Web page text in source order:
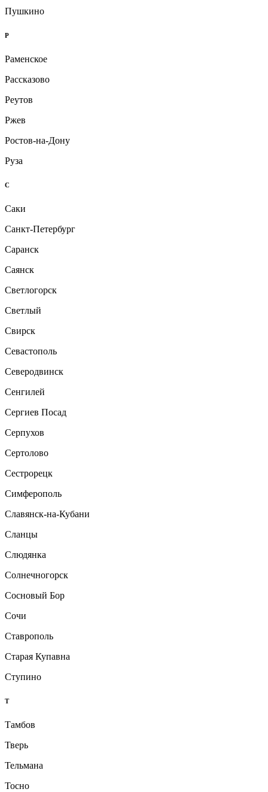
Пушкино
Р
Раменское
Рассказово
Реутов
Ржев
Ростов-на-Дону
Руза
С
Саки
Санкт-Петербург
Саранск
Саянск
Светлогорск
Светлый
Свирск
Севастополь
Северодвинск
Сенгилей
Сергиев Посад
Серпухов
Сертолово
Сестрорецк
Симферополь
Славянск-на-Кубани
Сланцы
Слюдянка
Солнечногорск
Сосновый Бор
Сочи
Ставрополь
Старая Купавна
Ступино
Т
Тамбов
Тверь
Тельмана
Тосно